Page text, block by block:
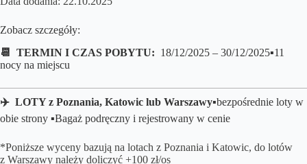
Zobacz szczegóły:
📆 TERMIN I CZAS POBYTU: 18/12/2025 – 30/12/2025▪️11
nocy na miejscu
✈️ LOTY z Poznania, Katowic lub Warszawy▪️bezpośrednie loty w
obie strony ▪️Bagaż podręczny i rejestrowany w cenie
*Poniższe wyceny bazują na lotach z Poznania i Katowic, do lotów
z Warszawy należy doliczyć +100 zł/os